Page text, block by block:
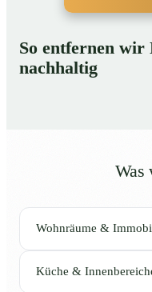
So entfernen
nachhaltig
Was
Wohnräume &
Küche &